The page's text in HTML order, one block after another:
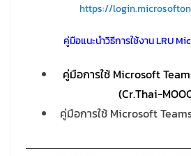
https://
คู่มือแนะนำวิธีการใช้งาน LRU
คู่มือการใช้ Microsoft
(Cr.Thai-
คู่มือการใช้ Microsoft